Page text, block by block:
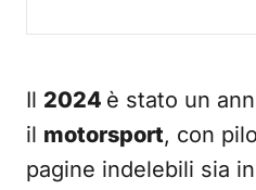
Il 2024 è stato un
il motorsport, con
pagine indelebili sia in